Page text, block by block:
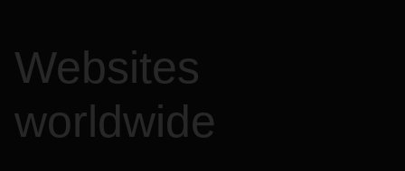
Websites
worldwide